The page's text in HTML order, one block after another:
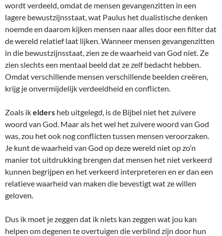
wordt verdeeld, omdat de mensen gevangenzitten in een
lagere bewustzijnsstaat, wat Paulus het dualistische denken
noemde en daarom kijken mensen naar alles door een filter dat
de wereld relatief laat lijken. Wanneer mensen gevangenzitten
in die bewustzijnsstaat, zien ze de waarheid van God niet. Ze
zien slechts een mentaal beeld dat ze zelf bedacht hebben.
Omdat verschillende mensen verschillende beelden creëren,
krijg je onvermijdelijk verdeeldheid en conflicten.
Zoals ikelders heb uitgelegd, is de Bijbel niet het zuivere
woord van God. Maar als het wel het zuivere woord van God
was, zou het ook nog conflicten tussen mensen veroorzaken.
Je kunt de waarheid van God op deze wereld niet op zo’n
manier tot uitdrukking brengen dat mensen het niet verkeerd
kunnen begrijpen en het verkeerd interpreteren en er dan een
relatieve waarheid van maken die bevestigt wat ze willen
geloven.
Dus ik moet je zeggen dat ik niets kan zeggen wat jou kan
helpen om degenen te overtuigen die verblind zijn door hun